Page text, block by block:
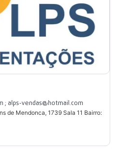
; alps-vendas@hotmail.com
de Mendonca, 1739 Sala 11 Bairro: